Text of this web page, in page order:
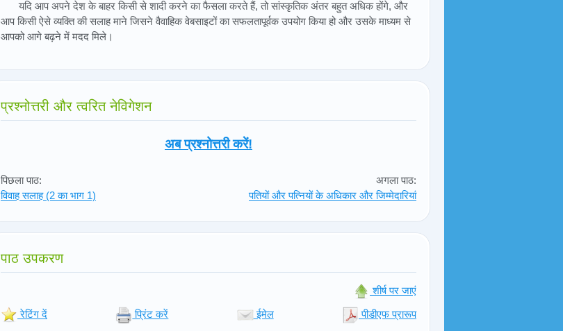
यदि आप अपने देश के बाहर किसी से शादी करने का फैसला करते हैं, तो सांस्कृतिक अंतर बहुत अधिक होंगे, और
आप किसी ऐसे व्यक्ति की सलाह माने जिसने वैवाहिक वेबसाइटों का सफलतापूर्वक उपयोग किया हो और उसके माध्यम से
आपको आगे बढ़ने में मदद मिले।
प्रश्नोत्तरी और त्वरित नेविगेशन
अब प्रश्नोत्तरी करें!
पिछला पाठ:
विवाह सलाह (2 का भाग 1)
अगला पाठ:
पतियों और पत्नियों के अधिकार और जिम्मेदारियां
पाठ उपकरण
शीर्ष पर जाएं
रेटिंग दें प्रिंट करें ईमेल पीडीएफ प्रारूप